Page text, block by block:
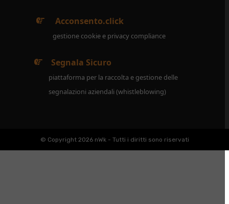
Acconsento.click
gestione cookie e privacy compliance
Segnala Sicuro
piattaforma per la raccolta e gestione delle
segnalazioni aziendali (whistleblowing)
© Copyright 2026 nWk - Tutti i diritti sono riservati